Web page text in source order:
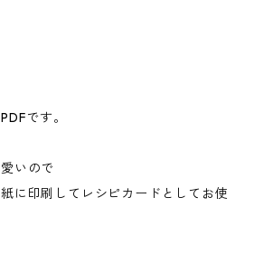
です。
いので
に印刷してレシピカードとしてお使